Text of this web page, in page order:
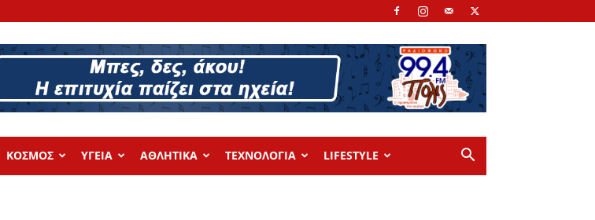
ΚΟΣΜΟΣ ΥΓΕΙΑ ΑΘΛΗΤΙΚΑ ΤΕΧΝΟΛΟΓΙΑ LIFESTYLE